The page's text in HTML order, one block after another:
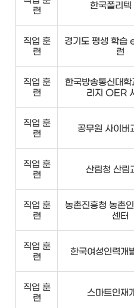
련
한국폴리텍
직업 훈
련
경기도 평생 학습
런
직업 훈
련
한국방송통신대학
리지 OER
직업 훈
련
공무원 사이버
직업 훈
련
산림청 산림
직업 훈
련
농촌진흥청 농촌
센터
직업 훈
련
한국여성인력개
직업 훈
련
스마트인재